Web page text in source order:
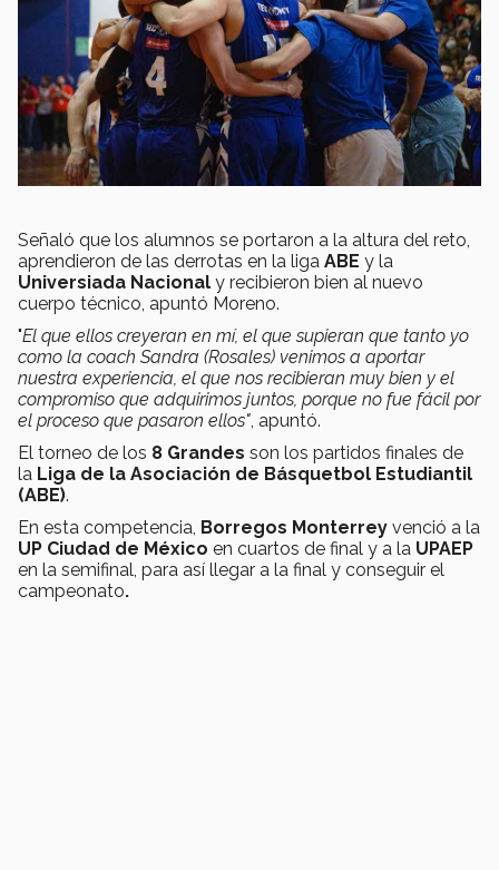
Señaló que los alumnos se portaron a la altura del reto,
aprendieron de las derrotas en la liga ABE y la
Universiada Nacional y recibieron bien al nuevo
cuerpo técnico, apuntó Moreno.
"El que ellos creyeran en mí, el que supieran que tanto yo
como la coach Sandra (Rosales) venimos a aportar
nuestra experiencia, el que nos recibieran muy bien y el
compromiso que adquirimos juntos, porque no fue fácil por
el proceso que pasaron ellos" apuntó.
El torneo de los 8 Grandes son los partidos finales de
la Liga de la Asociación de Básquetbol Estudiantil
(ABE).
En esta competencia, Borregos Monterrey venció a la
UP Ciudad de México en cuartos de final y a la UPAEP
en la semifinal, para así llegar a la final y conseguir el
campeonato.